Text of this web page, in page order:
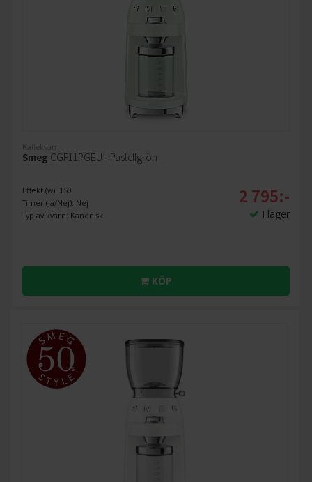
Kaffekvarn
Smeg CGF11PGEU - Pastellgrön
Effekt (w): 150
Timer (Ja/Nej): Nej
Typ av kvarn: Kanonisk
2 795:-
I lager
KÖP